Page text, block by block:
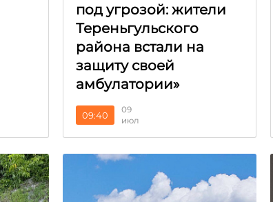
под угрозой: жители
Тереньгульского
района встали на
защиту своей
амбулатории»
09:40
09
июл